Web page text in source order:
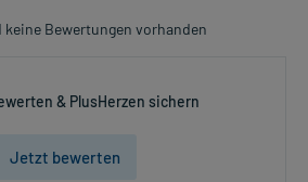
Bewertungen vorhanden
& PlusHerzen sichern
Jetzt bewerten